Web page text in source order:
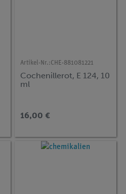
Artikel-Nr.:CHE-881081221
Cochenillerot, E 124, 10
ml
16,00 €